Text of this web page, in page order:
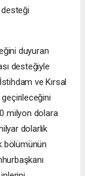
duyuran
desteğiyle
ve Kırsal
milyon dolara
dolarlık
bölümünün